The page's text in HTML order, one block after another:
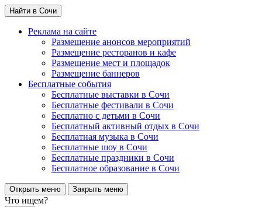
Найти в Сочи
Реклама на сайте
Размещение анонсов мероприятий
Размещение ресторанов и кафе
Размещение мест и площадок
Размещение баннеров
Бесплатные события
Бесплатные выставки в Сочи
Бесплатные фестивали в Сочи
Бесплатно с детьми в Сочи
Бесплатный активный отдых в Сочи
Бесплатная музыка в Сочи
Бесплатные шоу в Сочи
Бесплатные праздники в Сочи
Бесплатное образование в Сочи
Открыть меню Закрыть меню
Что ищем?